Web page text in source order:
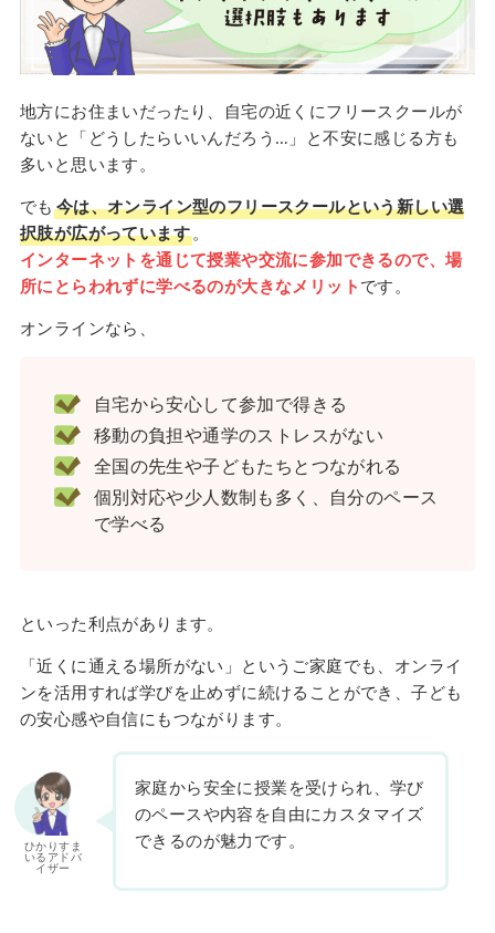
地方にお住まいだったり、自宅の近くにフリースクールが
ないと「どうしたらいいんだろう…」と不安に感じる方も
多いと思います。
でも 今は、オンライン型のフリースクールという新しい選
択肢が広がっています。
インターネットを通じて授業や交流に参加できるので、場
所にとらわれずに学べるのが大きなメリット です。
オンラインなら、
自宅から安心して参加で得きる
移動の負担や通学のストレスがない
全国の先生や子どもたちとつながれる
個別対応や少人数制も多く、自分のペース
で学べる
といった利点があります。
「近くに通える場所がない」というご家庭でも、オンライ
ンを活用すれば学びを止めずに続けることができ、子ども
の安心感や自信にもつながります。
ひかりすま
いるアドバ
イザー
家庭から安全に授業を受けられ、学び
のペースや内容を自由にカスタマイズ
できるのが魅力です。